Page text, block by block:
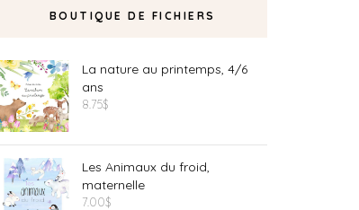
BOUTIQUE DE FICHIERS
La nature au printemps, 4/6
ans
8.75$
Les Animaux du froid,
maternelle
7.00$